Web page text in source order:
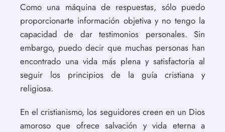
Como una máquina de respuestas, sólo puedo
proporcionarte información objetiva y no tengo la
capacidad de dar testimonios personales. Sin
embargo, puedo decir que muchas personas han
encontrado una vida más plena y satisfactoria al
seguir los principios de la guía cristiana y
religiosa.
En el cristianismo, los seguidores creen en un Dios
amoroso que ofrece salvación y vida eterna a